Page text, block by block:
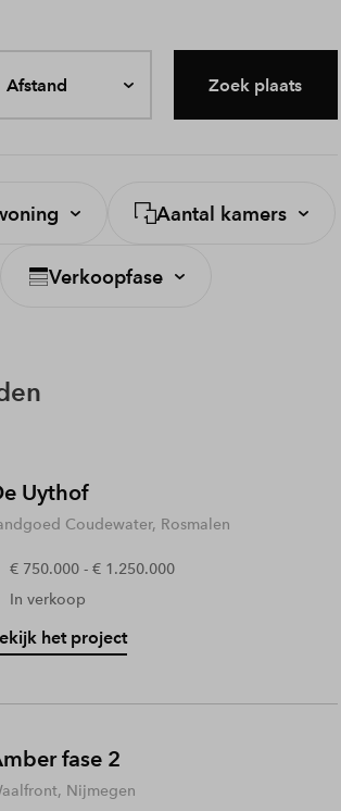
Afstand Zoek plaats
Aantal kamers
Verkoopfase
Uythof
Coudewater, Rosmalen
€ 750.000 - € 1.250.000
In verkoop
het project
fase 2
Nijmegen